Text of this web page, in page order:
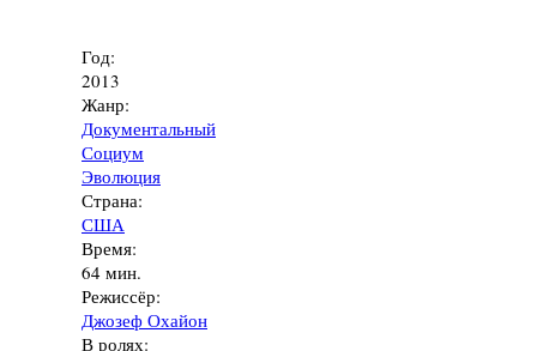
Год:
2013
Жанр:
Документальный
Социум
Эволюция
Страна:
США
Время:
64 мин.
Режиссёр:
Джозеф Охайон
В ролях: